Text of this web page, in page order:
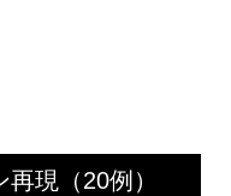
現（20例）